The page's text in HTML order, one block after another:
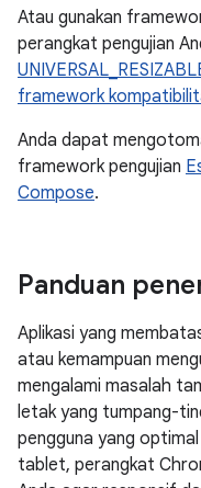
Atau gunakan
perangkat pengujian
framework
Anda dapat
framework pengujian
Compose.
Panduan
Aplikasi yang
atau kemampuan
mengalami masalah
letak yang tumpang-
pengguna yang
tablet, perangkat